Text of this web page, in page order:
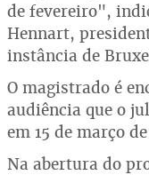
de fevereiro",
Hennart,
instância de
O magistrado é
audiência que o
em 15 de março
Na abertura do